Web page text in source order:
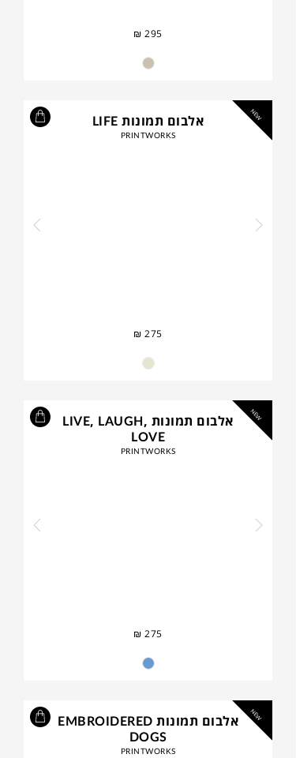
₪ 295
NEW אלבום תמונות LIFE
PRINTWORKS
₪ 275
NEW
אלבום תמונות LIVE, LAUGH,
LOVE
PRINTWORKS
₪ 275
NEW
אלבום תמונות EMBROIDERED
DOGS
PRINTWORKS